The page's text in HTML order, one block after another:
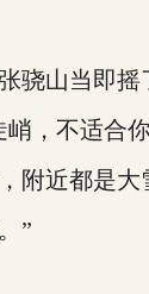
山当即摇
不适合你
近都是大
”